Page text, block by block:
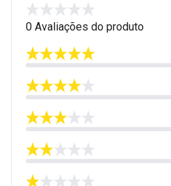
0 Avaliações do produto